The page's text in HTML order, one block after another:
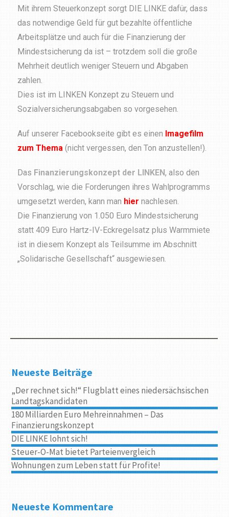
Mit ihrem Steuerkonzept sorgt DIE LINKE dafür, dass
das notwendige Geld für gut bezahlte öffentliche
Arbeitsplätze und auch für die Finanzierung der
Mindest­sicherung da ist – trotzdem soll die große
Mehrheit deutlich weniger Steuern und Abgaben
zahlen.
Dies ist im LINKEN Konzept zu Steuern und
Sozialversicherungsabgaben so vorgesehen.
Auf unserer Facebookseite gibt es einen Imagefilm
zum Thema (nicht vergessen, den Ton anzustellen!).
Das Finanzierungskonzept der LINKEN, also den
Vorschlag, wie die Forderungen ihres Wahlprogramms
umgesetzt werden, kann man hier nachlesen.
Die Finanzierung von 1.050 Euro Mindestsicherung
statt 409 Euro Hartz-IV-Eckregelsatz plus Warmmiete
ist in diesem Konzept als Teilsumme im Abschnitt
„Solidarische Gesellschaft“ ausgewiesen.
Neueste Beiträge
„Der rechnet sich!“ Flugblatt eines niedersächsischen
Landtagskandidaten
180 Milliarden Euro Mehreinnahmen – Das
Finanzierungskonzept
DIE LINKE lohnt sich!
Steuer-O-Mat bietet Parteienvergleich
Wohnungen zum Leben statt für Profite!
Neueste Kommentare